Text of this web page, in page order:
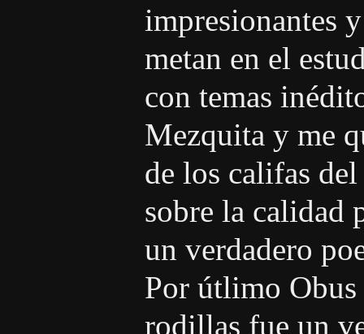
impresionantes
metan en el
con temas
Mezquita y me
de los califas
sobre la calidad
un verdadero
Por útlimo Obus
rodillas fue un